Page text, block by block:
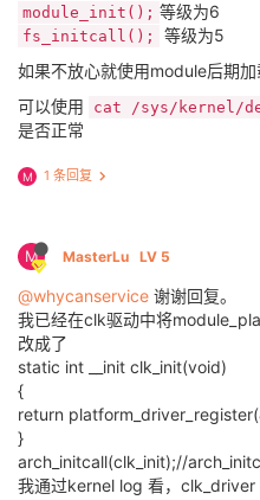
module_init(); 等级为6
fs_initcall();
等级为5
如果不放心就使用module后期加
可以使用
cat /sys/kernel/
是否正常
M 1 条回复
M MasterLu LV 5
@whycanservice 谢谢回复。
我已经在clk驱动中将
改成了
static int __init clk_init(void)
{
return
}
arch_initcall(clk_init);//
我通过kernel log 看，